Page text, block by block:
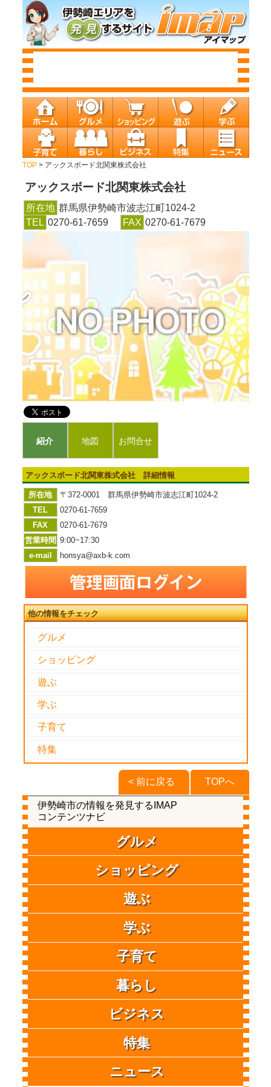
TOP> アックスボード北関東株式会社
アックスボード北関東株式会社
所在地 群馬県伊勢崎市波志江町1024-2
TEL 0270-61-7659 FAX 0270-61-7679
紹介 地図 お問合せ
アックスボード北関東株式会社 詳細情報
所在地
〒372-0001 群馬県伊勢崎市波志江町1024-2
TEL
0270-61-7659
FAX
0270-61-7679
営業時間 9:00~17:30
e-mail
honsya@axb-k.com
他の情報をチェック
グルメ
ショッピング
遊ぶ
学ぶ
子育て
特集
TOPへ
< 前に戻る
伊勢崎市の情報を発見するIMAP
コンテンツナビ
グルメ
ショッピング
遊ぶ
学ぶ
子育て
暮らし
ビジネス
特集
ニュース